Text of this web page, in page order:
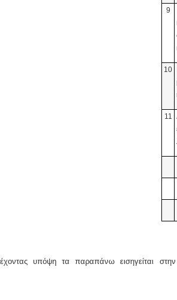
9
10
11
υπόψη τα παραπάνω εισηγείται στην